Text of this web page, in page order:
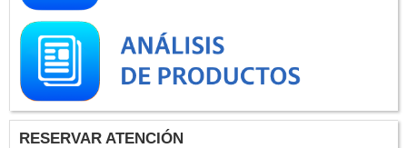
RESERVAR ATENCIÓN